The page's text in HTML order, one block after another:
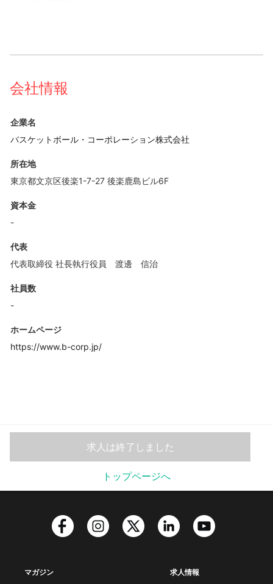
会社情報
企業名
バスケットボール・コーポレーション株式会社
所在地
東京都文京区後楽1-7-27 後楽鹿島ビル6F
資本金
-
代表
代表取締役 社長執行役員 渡邊 信治
社員数
-
ホームページ
https://www.b-corp.jp/
求人は終了しました
トップページへ
マガジン 求人情報